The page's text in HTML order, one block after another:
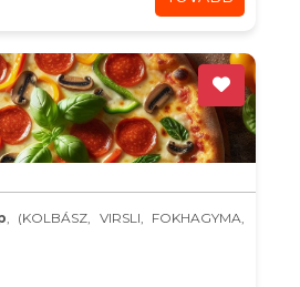
, (KOLBÁSZ, VIRSLI, FOKHAGYMA,